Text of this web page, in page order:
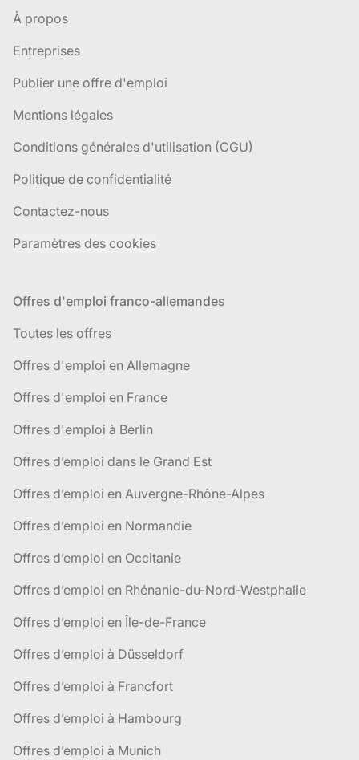
À propos
Entreprises
Publier une offre d'emploi
Mentions légales
Conditions générales d'utilisation (CGU)
Politique de confidentialité
Contactez-nous
Paramètres des cookies
Offres d'emploi franco-allemandes
Toutes les offres
Offres d'emploi en Allemagne
Offres d'emploi en France
Offres d'emploi à Berlin
Offres d’emploi dans le Grand Est
Offres d’emploi en Auvergne-Rhône-Alpes
Offres d’emploi en Normandie
Offres d’emploi en Occitanie
Offres d’emploi en Rhénanie-du-Nord-Westphalie
Offres d’emploi en Île-de-France
Offres d’emploi à Düsseldorf
Offres d’emploi à Francfort
Offres d’emploi à Hambourg
Offres d’emploi à Munich